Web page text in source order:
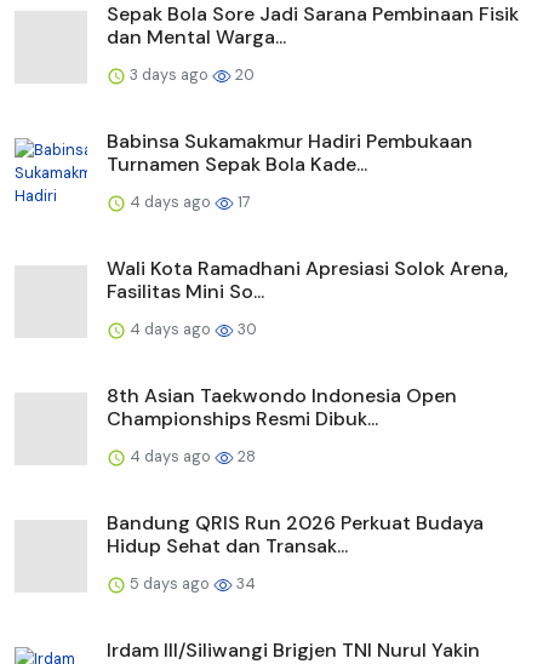
Sepak Bola Sore Jadi Sarana Pembinaan Fisik
dan Mental Warga...
3 days ago 20
Babinsa Sukamakmur Hadiri Pembukaan
Turnamen Sepak Bola Kade...
4 days ago 17
Wali Kota Ramadhani Apresiasi Solok Arena,
Fasilitas Mini So...
4 days ago 30
8th Asian Taekwondo Indonesia Open
Championships Resmi Dibuk...
4 days ago 28
Bandung QRIS Run 2026 Perkuat Budaya
Hidup Sehat dan Transak...
5 days ago 34
Irdam III/Siliwangi Brigjen TNI Nurul Yakin